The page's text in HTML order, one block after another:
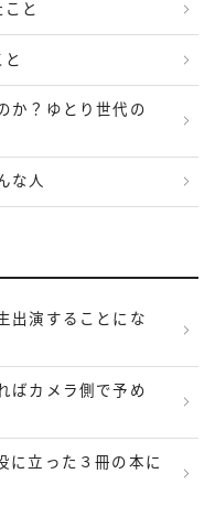
と
か？ゆとり世代の
な人
出演することにな
ばカメラ側で予め
に立った３冊の本に